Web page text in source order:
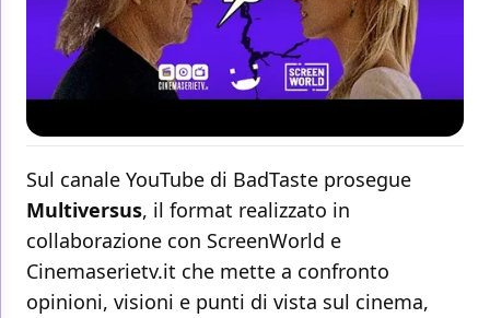
Sul canale YouTube di BadTaste prosegue
Multiversus, il format realizzato in
collaborazione con ScreenWorld e
Cinemaserietv.it che mette a confronto
opinioni, visioni e punti di vista sul cinema,